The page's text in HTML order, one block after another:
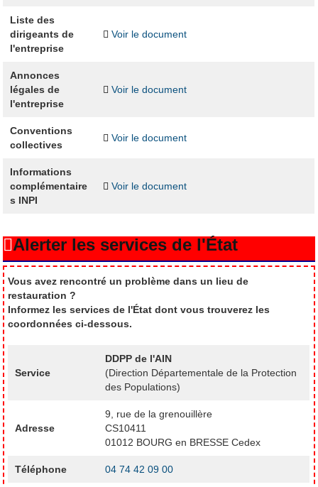
Liste des
dirigeants de
l'entreprise
Voir le document
Annonces
légales de
l'entreprise
Voir le document
Conventions
collectives
Voir le document
Informations
complémentaire
s INPI
Voir le document
Alerter les services de l'État
Vous avez rencontré un problème dans un lieu de
restauration ?
Informez les services de l'État dont vous trouverez les
coordonnées ci-dessous.
Service
DDPP de l'AIN
(Direction Départementale de la Protection
des Populations)
Adresse
9, rue de la grenouillère
CS10411
01012 BOURG en BRESSE Cedex
Téléphone 04 74 42 09 00